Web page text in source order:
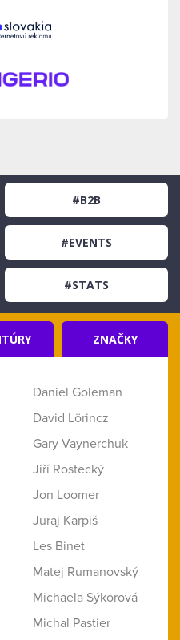
#B2B
#EVENTS
#STATS
ZNAČKY
Daniel Goleman
David Lörincz
Gary Vaynerchuk
Jiří Rostecký
Jon Loomer
Juraj Karpiš
Les Binet
Matej Rumanovský
Michaela Sýkorová
Michal Pastier